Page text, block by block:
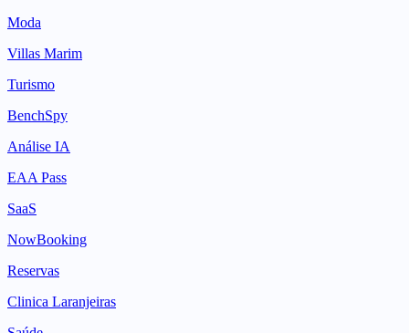
Moda
Villas Marim
Turismo
BenchSpy
Análise IA
EAA Pass
SaaS
NowBooking
Reservas
Clinica Laranjeiras